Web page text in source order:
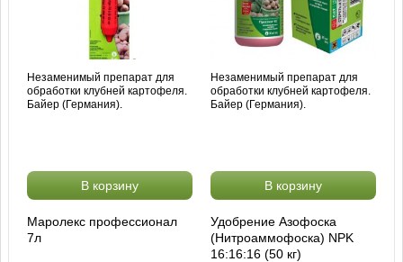
Незаменимый препарат для
обработки клубней картофеля.
Байер (Германия).
В корзину
Незаменимый препарат для
обработки клубней картофеля.
Байер (Германия).
В корзину
Маролекс профессионал
7л
Удобрение Азофоска
(Нитроаммофоска) NPK
16:16:16 (50 кг)